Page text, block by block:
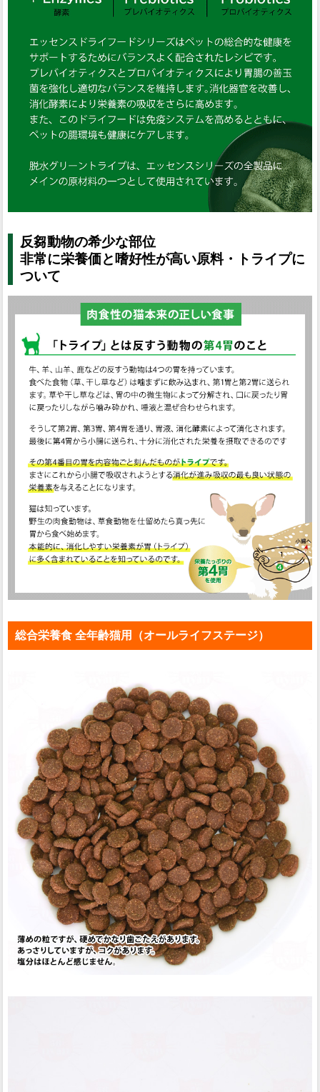
反芻動物の希少な部位
非常に栄養価と嗜好性が高い原料・トライプに
ついて
総合栄養食 全年齢猫用（オールライフステージ）